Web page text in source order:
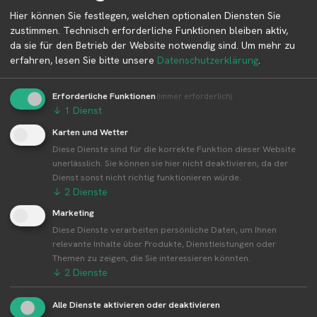
Betreiber kontaktieren
Auf der Profilseite des Betreibers findest du weitere
Informationen zum Betreiber und
Kontaktmöglichkeiten.
Weitere Standorte von Blumen Bär
Blumen Bär betreibt 41 Standorte
Alle Standorte von Blumen Bär↗
Kompakte Übersicht aller Standorte inkl.
Hier können Sie festlegen, welchen optionalen Diensten Sie
zustimmen. Technisch erforderliche Funktionen bleiben aktiv,
da sie für den Betrieb der Website notwendig sind. Um mehr zu
erfahren, lesen Sie bitte unsere Datenschutzerklärung.
Erforderliche Funktionen(immer erforderlich)
↓ 1 Dienst
Karten und Wetter
Diese Dienste sind für die korrekte Funktion dieser Website
unerlässlich. Sie können sie hier nicht deaktivieren, da der
Dienst sonst nicht richtig funktionieren würde.
↓ 2 Dienste
Marketing
Diese Dienste verarbeiten persönliche Daten, um Ihnen
relevante Inhalte über Produkte, Dienstleistungen oder
Themen zu zeigen, die Sie interessieren könnten.
↓ 2 Dienste
Alle Dienste aktivieren oder deaktivieren